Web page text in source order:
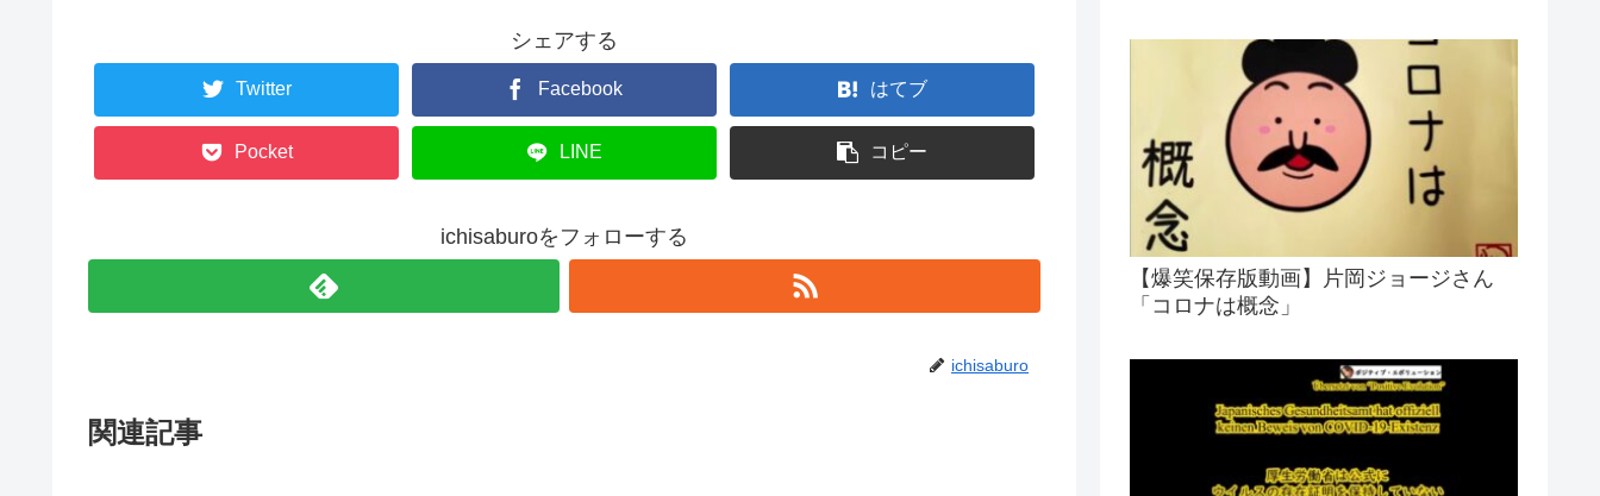
シェアする
Twitter Facebook はてブ
Pocket LINE コピー
ichisaburoをフォローする
ichisaburo
関連記事
【爆笑保存版動画】片岡ジョージさん
「コロナは概念」